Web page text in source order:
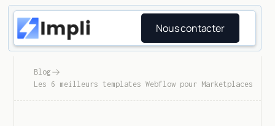
Nous contacter
Blog
Les 6 meilleurs templates Webflow pour Marketplaces